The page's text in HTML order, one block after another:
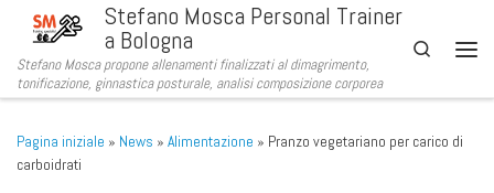
Passa al contenutoStefano Mosca Personal Trainer
a Bologna
Stefano Mosca propone allenamenti finalizzati al dimagrimento,
tonificazione, ginnastica posturale, analisi composizione corporea
Search
Pagina iniziale » News » Alimentazione » Pranzo vegetariano per carico di
carboidrati